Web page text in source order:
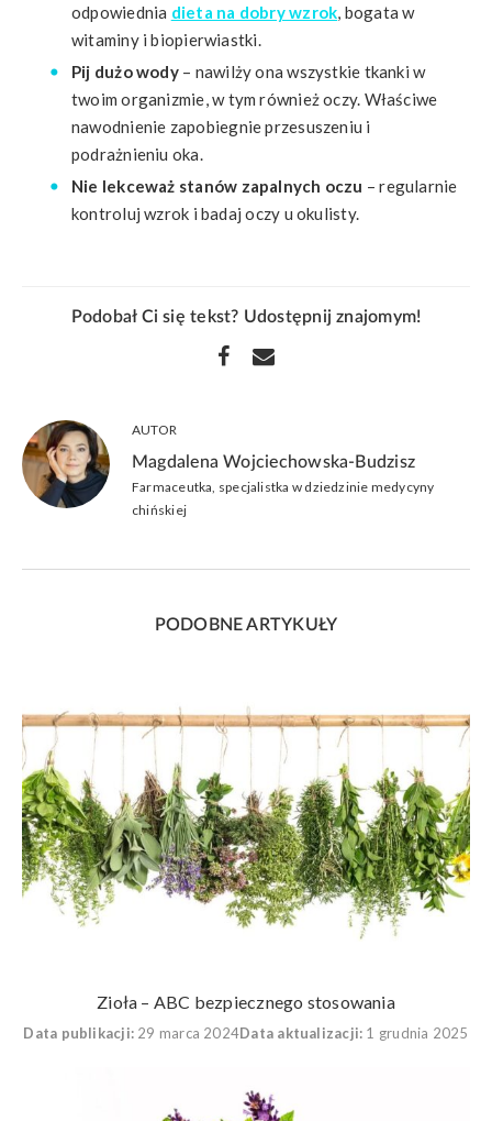
odpowiednia dieta na dobry wzrok, bogata w
witaminy i biopierwiastki.
Pij dużo wody– nawilży ona wszystkie tkanki w
twoim organizmie, w tym również oczy. Właściwe
nawodnienie zapobiegnie przesuszeniu i
podrażnieniu oka.
Nie lekceważ stanów zapalnych oczu – regularnie
kontroluj wzrok i badaj oczy u okulisty.
Podobał Ci się tekst? Udostępnij znajomym!
AUTOR
Magdalena Wojciechowska-Budzisz
Farmaceutka, specjalistka w dziedzinie medycyny
chińskiej
PODOBNE ARTYKUŁY
Zioła – ABC bezpiecznego stosowania
Data publikacji: 29 marca 2024Data aktualizacji: 1 grudnia 2025